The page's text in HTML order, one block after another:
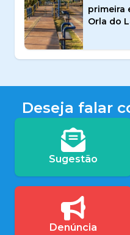
primeira
Orla do
Deseja falar
Sugestão
Denúncia